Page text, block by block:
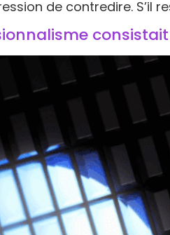
de contredire. S’il